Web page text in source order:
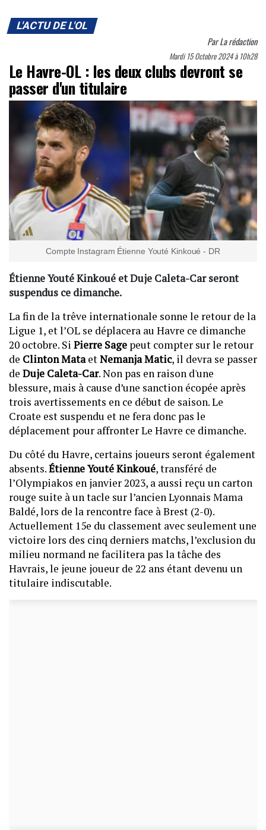
L'ACTU DE L'OL
ParLa rédaction
Mardi 15 Octobre 2024 à 10h28
Le Havre-OL : les deux clubs devront se
passer d'un titulaire
Compte Instagram Étienne Youté Kinkoué - DR
Étienne Youté Kinkoué etDuje Caleta-Carseront
suspendus ce dimanche.
La fin de la trêve internationale sonne le retour de la
Ligue 1, et l’OL se déplacera au Havre ce dimanche
20 octobre. Si Pierre Sage peut compter sur le retour
de Clinton MataetNemanja Matic, il devra se passer
de Duje Caleta-Car. Non pas en raison d'une
blessure, mais à cause d’une sanction écopée après
trois avertissements en ce début de saison. Le
Croate est suspendu et ne fera donc pas le
déplacement pour affronter Le Havre ce dimanche.
Du côté du Havre, certains joueurs seront également
absents.Étienne Youté Kinkoué, transféré de
l’Olympiakos en janvier 2023, a aussi reçu un carton
rouge suite à un tacle sur l’ancien Lyonnais Mama
Baldé, lors de la rencontre face à Brest (2-0).
Actuellement 15e du classement avec seulement une
victoire lors des cinq derniers matchs, l’exclusion du
milieu normand ne facilitera pas la tâche des
Havrais, le jeune joueur de 22 ans étant devenu un
titulaire indiscutable.